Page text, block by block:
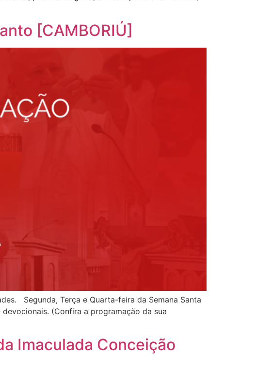
[CAMBORIÚ]
Segunda, Terça e Quarta-feira da Semana Santa
(Confira a programação da sua
Imaculada Conceição